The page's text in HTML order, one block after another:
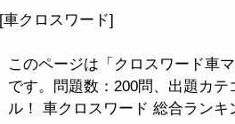
[車クロスワード]
このページは「クロスワード車
です。問題数：200問、出題カ
ル！ 車クロスワード 総合ランキ